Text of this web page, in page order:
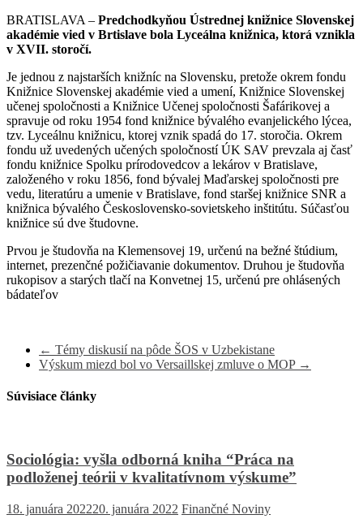
BRATISLAVA – Predchodkyňou Ústrednej knižnice Slovenskej
akadémie vied v Brtislave bola Lyceálna knižnica, ktorá vznikla
v XVII. storočí.
Je jednou z najstarších knižníc na Slovensku, pretože okrem fondu
Knižnice Slovenskej akadémie vied a umení, Knižnice Slovenskej
učenej spoločnosti a Knižnice Učenej spoločnosti Šafárikovej a
spravuje od roku 1954 fond knižnice bývalého evanjelického lýcea,
tzv. Lyceálnu knižnicu, ktorej vznik spadá do 17. storočia. Okrem
fondu už uvedených učených spoločností ÚK SAV prevzala aj časť
fondu knižnice Spolku prírodovedcov a lekárov v Bratislave,
založeného v roku 1856, fond bývalej Maďarskej spoločnosti pre
vedu, literatúru a umenie v Bratislave, fond staršej knižnice SNR a
knižnica bývalého Československo-sovietskeho inštitútu. Súčasťou
knižnice sú dve študovne.
Prvou je študovňa na Klemensovej 19, určenú na bežné štúdium,
internet, prezenčné požičiavanie dokumentov. Druhou je študovňa
rukopisov a starých tlačí na Konvetnej 15, určenú pre ohlásených
bádateľov
← Témy diskusií na pôde ŠOS v Uzbekistane
Výskum miezd bol vo Versaillskej zmluve o MOP →
Súvisiace články
Sociológia: vyšla odborná kniha “Práca na
podloženej teórii v kvalitatívnom výskume”
18. januára 202220. januára 2022 Finančné Noviny